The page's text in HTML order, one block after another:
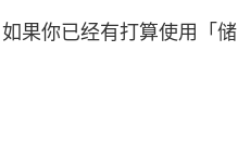
果你已经有打算使用「储